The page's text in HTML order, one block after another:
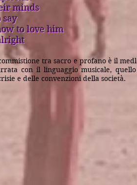
minds
say
to love him
alright
tra sacro e profano è il
con il linguaggio musicale,
e delle convenzioni della società.